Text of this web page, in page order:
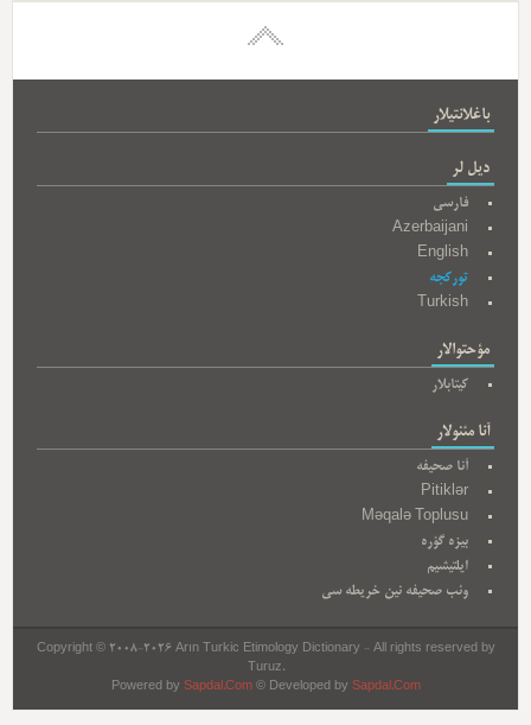
باغلانتیلار
دیل لر
فارسی
Azerbaijani
English
تورکجه
Turkish
مؤحتوالار
کیتابلار
آنا مئنولار
آنا صحیفه
Pitiklər
Məqalə Toplusu
بیزه گؤره
ایلتیشیم
وئب صحیفه نین خریطه سی
Copyright © 2008-2026 Arın Turkic Etimology Dictionary - All rights reserved by
Turuz.
Powered by Sapdal.Com© Developed by Sapdal.Com